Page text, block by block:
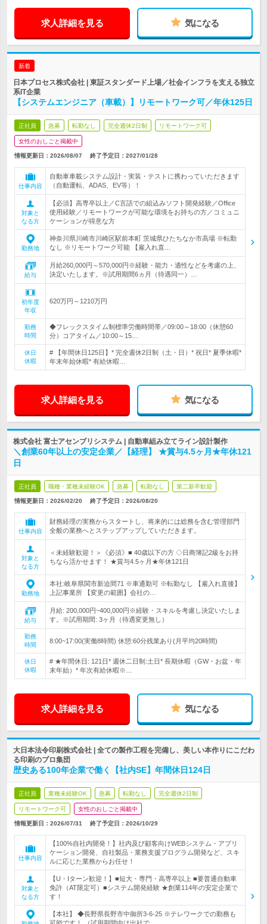
求人詳細を見る 気になる
新着
日本プロセス株式会社 | 東証スタンダード上場／社会インフラを支える独立
系IT企業
【システムエンジニア（車載）】リモートワーク可／年休125日
正社員 急募 転勤なし 完全週休2日制 リモートワーク可
女性のおしごと掲載中
情報更新日：2026/08/07 終了予定日： 2027/01/28
仕事内容
自動車車載システム設計・実装・テストに携わっていただきます
（自動運転、ADAS、EV等）！
対象と
なる方
【必須】高専卒以上／C言語での組込みソフト開発経験／Office
使用経験／リモートワークが可能な環境をお持ちの方／コミュニ
ケーションが得意な方
勤務地
神奈川県川崎市川崎区駅前本町 茨城県ひたちなか市高場 ※転勤
なし ※リモートワーク可能 【雇入れ直…
給与
月給260,000円～570,000円※経験・能力・適性などを考慮の上、
決定いたします。※試用期間6ヵ月（待遇同一）…
初年度
年収
620万円～1210万円
勤務
時間
◆フレックスタイム制標準労働時間帯／09:00～18:00（休憩60
分）コアタイム／10:00～15…
休日
休暇
# 【年間休日125日】* 完全週休2日制（土・日）* 祝日* 夏季休暇*
年末年始休暇* 有給休暇…
求人詳細を見る 気になる
株式会社 富士アセンブリシステム | 自動車組み立てライン設計製作
＼創業60年以上の安定企業／【経理】 ★賞与4.5ヶ月★年休121
日
正社員 職種・業種未経験OK 急募 転勤なし 第二新卒歓迎
情報更新日：2026/02/20 終了予定日： 2026/08/20
仕事内容
財務経理の実務からスタートし、将来的には総務を含む管理部門
全般の業務へとステップアップしていただきます。
対象と
なる方
＜未経験歓迎！＞《必須》■ 40歳以下の方 ◇日商簿記2級をお持
ちなら活かせます！ ★賞与4.5ヶ月★年休121日
勤務地
本社:岐阜県関市新迫間71 ※車通勤可 ※転勤なし 【雇入れ直後】
上記事業所 【変更の範囲】会社の…
給与
月給: 200,000円~400,000円※経験・スキルを考慮し決定いたしま
す。※試用期間: 3ヶ月（待遇変更無し）
勤務
時間
8:00~17:00(実働8時間) 休憩:60分残業あり(月平均20時間)
休日
休暇
# ★年間休日: 121日* 週休二日制:土日* 長期休暇（GW・お盆・年
末年始）* 年次有給休暇※…
求人詳細を見る 気になる
大日本法令印刷株式会社 | 全ての製作工程を完備し、美しい本作りにこだわ
る印刷のプロ集団
歴史ある100年企業で働く【社内SE】年間休日124日
正社員 業種未経験OK 急募 転勤なし 完全週休2日制
リモートワーク可 女性のおしごと掲載中
情報更新日：2026/07/31 終了予定日： 2026/10/29
仕事内容
【100%自社内開発！】社内及び顧客向けWEBシステム・アプリ
ケーション開発、自社製品・業務支援プログラム開発など、スキ
ルに応じた業務からお任せ！
対象と
なる方
【U・Iターン歓迎！】■短大・専門・高専卒以上 ■要普通自動車
免許（AT限定可）■システム開発経験 ★創業114年の安定企業で
す！
【本社】 ◆長野県長野市中御所3-6-25 ※テレワークでの勤務も